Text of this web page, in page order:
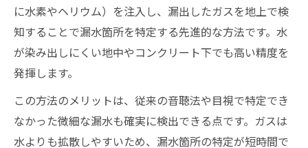
に水素やヘリウム）を注入し、漏出したガスを地上で検
知することで漏水箇所を特定する先進的な方法です。水
が染み出しにくい地中やコンクリート下でも高い精度を
発揮します。
この方法のメリットは、従来の音聴法や目視で特定でき
なかった微細な漏水も確実に検出できる点です。ガスは
水よりも拡散しやすいため、漏水箇所の特定が短時間で